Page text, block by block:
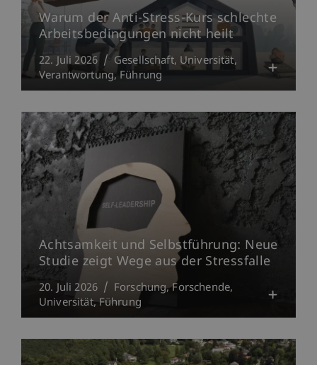
Warum der Anti-Stress-Kurs schlechte
Arbeitsbedingungen nicht heilt
22. Juli 2026 Gesellschaft Universität
Verantwortung Führung
Achtsamkeit und Selbstführung: Neue
Studie zeigt Wege aus der Stressfalle
20. Juli 2026 Forschung Forschende
Universität Führung